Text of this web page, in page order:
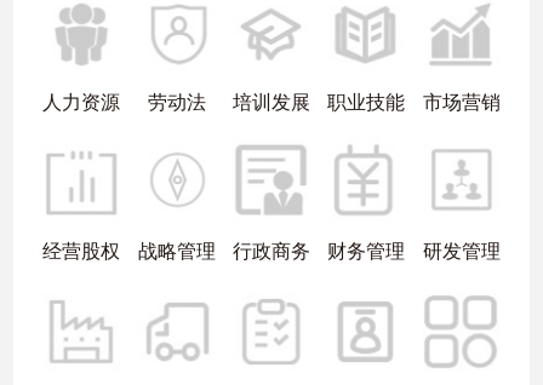
人力资源 劳动法 培训发展 职业技能 市场营销
经营股权 战略管理 行政商务 财务管理 研发管理